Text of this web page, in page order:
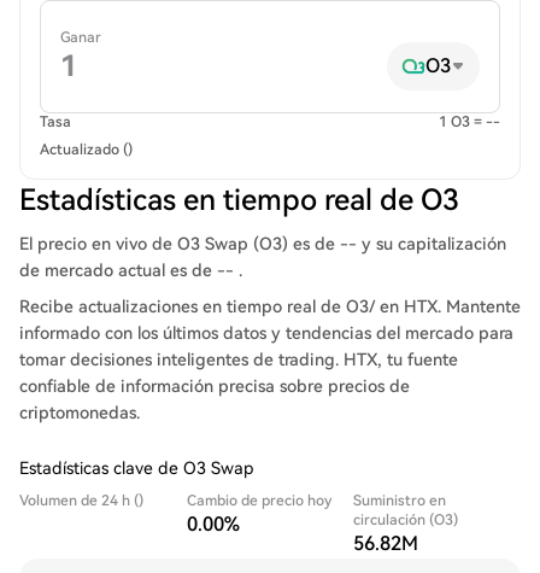
Ganar
O3
Tasa
1 O3 = --
Actualizado ()
Estadísticas en tiempo real de O3
El precio en vivo de O3 Swap (O3) es de -- y su capitalización
de mercado actual es de -- .
Recibe actualizaciones en tiempo real de O3/ en HTX. Mantente
informado con los últimos datos y tendencias del mercado para
tomar decisiones inteligentes de trading. HTX, tu fuente
confiable de información precisa sobre precios de
criptomonedas.
Estadísticas clave de O3 Swap
Volumen de 24 h () Cambio de precio hoy
0.00%
Suministro en
circulación (O3)
56.82M